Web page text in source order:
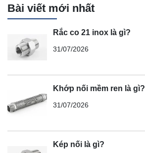
Bài viết mới nhất
Rắc co 21 inox là gì?
31/07/2026
Khớp nối mềm ren là gì?
31/07/2026
Kép nối là gì?